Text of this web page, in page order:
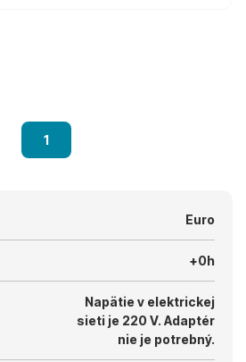
1
Euro
+0h
Napätie v elektrickej
sieti je 220 V. Adaptér
nie je potrebný.